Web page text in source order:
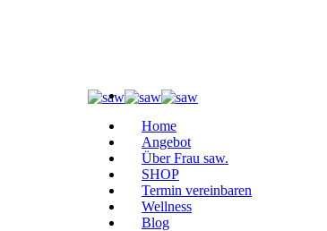
Home
Angebot
Über Frau saw.
SHOP
Termin vereinbaren
Wellness
Blog